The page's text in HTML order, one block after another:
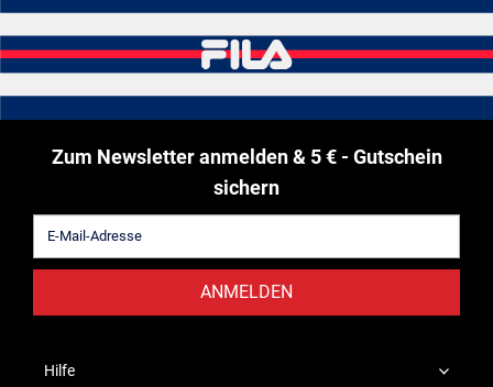
Zum Newsletter anmelden & 5 € - Gutschein
sichern
ANMELDEN
Hilfe